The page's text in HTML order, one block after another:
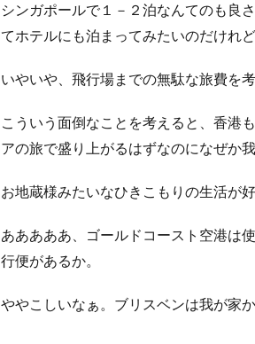
シンガポールで１－２泊なんてのも良
てホテルにも泊まってみたいのだけれ
いやいや、飛行場までの無駄な旅費を
こういう面倒なことを考えると、香港
アの旅で盛り上がるはずなのになぜか
お地蔵様みたいなひきこもりの生活が
あああああ、ゴールドコースト空港は
行便があるか。
ややこしいなぁ。ブリスベンは我が家